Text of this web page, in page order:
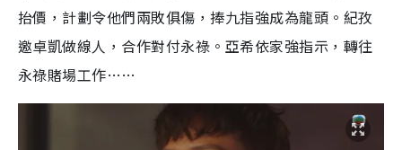
抬價，計劃令他們兩敗俱傷，捧九指強成為龍頭。紀孜
邀卓凱做線人，合作對付永祿。亞希依家強指示，轉往
永祿賭場工作……